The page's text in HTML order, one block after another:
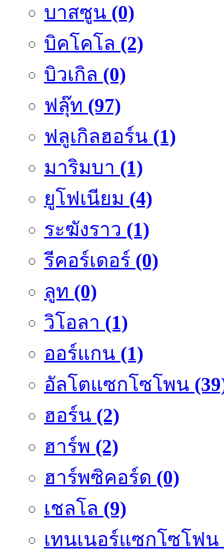
บาสซูน (0)
บิคโคโล (2)
บิวเกิล (0)
ฟลุ๊ท (97)
ฟลูเกิลฮอร์น (1)
มาริมบา (1)
ยูโฟเนียม (4)
ระฆังราว (1)
รีคอร์เดอร์ (0)
ลูท (0)
วิโอลา (1)
ออร์แกน (1)
อัลโตแซกโซโพน
ฮอร์น (2)
ฮาร์พ (2)
ฮาร์พซิคอร์ด (0)
เชลโล (9)
เทนเนอร์แซกโซโฟน